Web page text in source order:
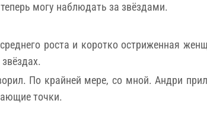
могу наблюдать за звёздами.
роста и коротко остриженная
По крайней мере, со мной. Андри
точки.